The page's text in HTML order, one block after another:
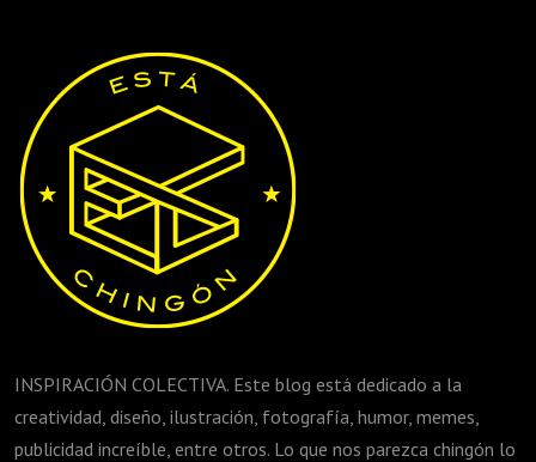
INSPIRACIÓN COLECTIVA. Este blog está dedicado a la
creatividad, diseño, ilustración, fotografía, humor, memes,
publicidad increíble, entre otros. Lo que nos parezca chingón lo